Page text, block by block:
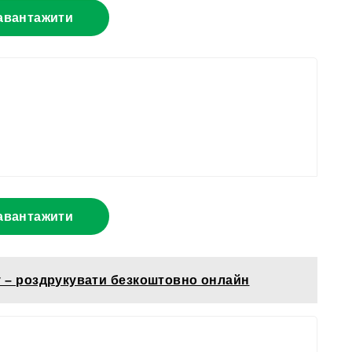
– роздрукувати безкоштовно онлайн